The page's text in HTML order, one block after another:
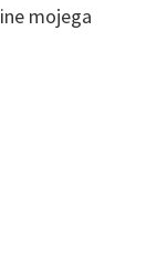
mojega